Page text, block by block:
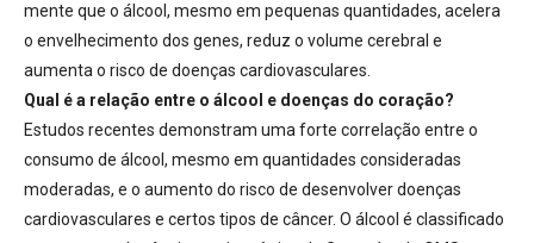
mente que o álcool, mesmo em pequenas quantidades, acelera
o envelhecimento dos genes, reduz o volume cerebral e
aumenta o risco de doenças cardiovasculares.
Qual é a relação entre o álcool e doenças do coração?
Estudos recentes demonstram uma forte correlação entre o
consumo de álcool, mesmo em quantidades consideradas
moderadas, e o aumento do risco de desenvolver doenças
cardiovasculares e certos tipos de câncer. O álcool é classificado